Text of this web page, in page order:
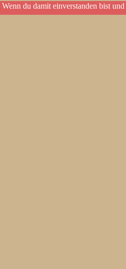
du damit einverstanden bist